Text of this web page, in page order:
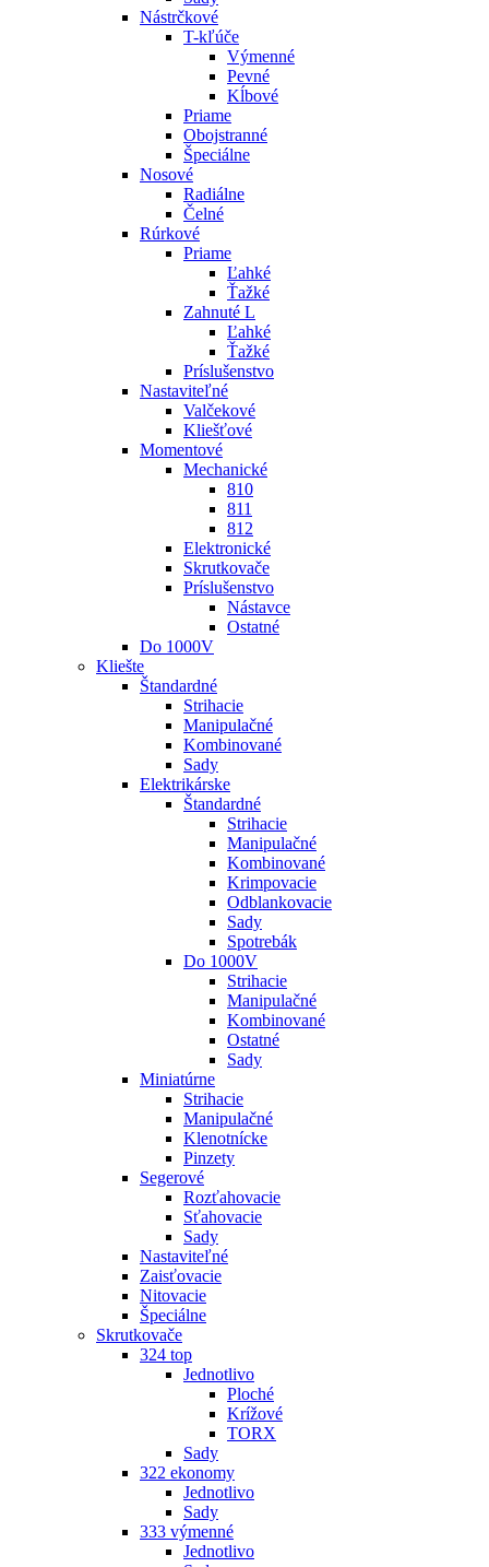
Nástrčkové
T-kľúče
Výmenné
Pevné
Kĺbové
Priame
Obojstranné
Špeciálne
Nosové
Radiálne
Čelné
Rúrkové
Priame
Ľahké
Ťažké
Zahnuté L
Ľahké
Ťažké
Príslušenstvo
Nastaviteľné
Valčekové
Kliešťové
Momentové
Mechanické
810
811
812
Elektronické
Skrutkovače
Príslušenstvo
Nástavce
Ostatné
Do 1000V
Kliešte
Štandardné
Strihacie
Manipulačné
Kombinované
Sady
Elektrikárske
Štandardné
Strihacie
Manipulačné
Kombinované
Krimpovacie
Odblankovacie
Sady
Spotrebák
Do 1000V
Strihacie
Manipulačné
Kombinované
Ostatné
Sady
Miniatúrne
Strihacie
Manipulačné
Klenotnícke
Pinzety
Segerové
Rozťahovacie
Sťahovacie
Sady
Nastaviteľné
Zaisťovacie
Nitovacie
Špeciálne
Skrutkovače
324 top
Jednotlivo
Ploché
Krížové
TORX
Sady
322 ekonomy
Jednotlivo
Sady
333 výmenné
Jednotlivo